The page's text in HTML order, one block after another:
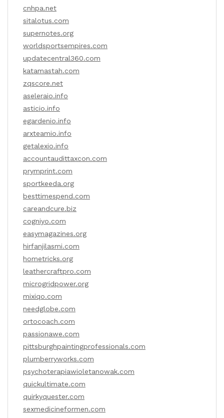
cnhpa.net
sitalotus.com
supernotes.org
worldsportsempires.com
updatecentral360.com
katamastah.com
zqscore.net
aseleraio.info
asticio.info
egardenio.info
arxteamio.info
getalexio.info
accountaudittaxcon.com
prymprint.com
sportkeeda.org
besttimespend.com
careandcure.biz
cogniyo.com
easymagazines.org
hirfanjilasmi.com
hometricks.org
leathercraftpro.com
microgridpower.org
mixiqo.com
needglobe.com
ortocoach.com
passionawe.com
pittsburghpaintingprofessionals.com
plumberryworks.com
psychoterapiawioletanowak.com
quickultimate.com
quirkyquester.com
sexmedicineformen.com